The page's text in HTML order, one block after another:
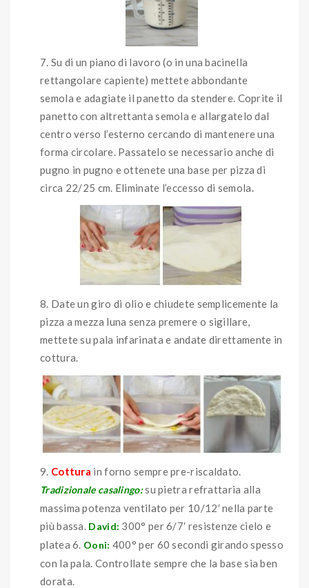
Su di un piano di lavoro (o in una bacinella
rettangolare capiente) mettete abbondante
semola e adagiate il panetto da stendere. Coprite il
panetto con altrettanta semola e allargatelo dal
centro verso l’esterno cercando di mantenere una
forma circolare. Passatelo se necessario anche di
pugno in pugno e ottenete una base per pizza di
circa 22/25 cm. Eliminate l’eccesso di semola.
Date un giro di olio e chiudete semplicemente la
pizza a mezza luna senza premere o sigillare,
mettete su pala infarinata e andate direttamente in
cottura.
Cottura in forno sempre pre-riscaldato.
Tradizionale casalingo:su pietra refrattaria alla
massima potenza ventilato per 10/12′ nella parte
più bassa. David: 300° per 6/7′ resistenze cielo e
platea 6. Ooni: 400° per 60 secondi girando spesso
con la pala. Controllate sempre che la base sia ben
dorata.